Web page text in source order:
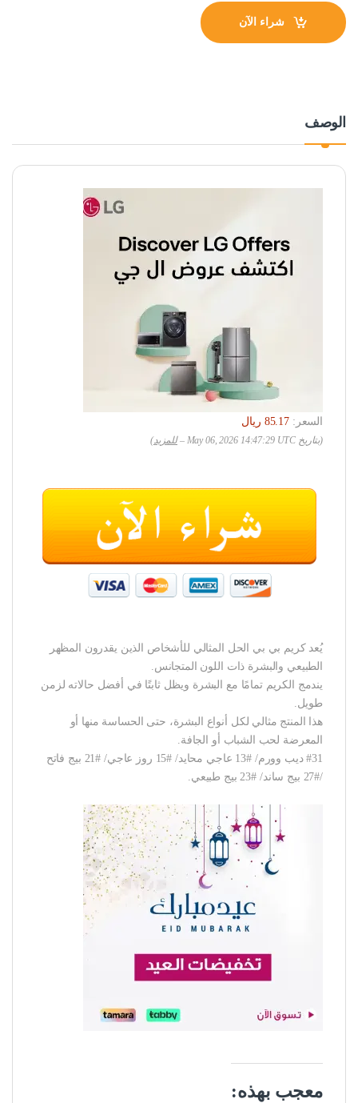
شراء الآن
الوصف
السعر:
‏85.17 ريال
(بتاريخ May 06, 2026 14:47:29 UTC – للمزيد)
يُعد كريم بي بي الحل المثالي للأشخاص الذين يقدرون المظهر
الطبيعي والبشرة ذات اللون المتجانس.
يندمج الكريم تمامًا مع البشرة ويظل ثابتًا في أفضل حالاته لزمن
طويل.
هذا المنتج مثالي لكل أنواع البشرة، حتى الحساسة منها أو
المعرضة لحب الشباب أو الجافة.
#31 ديب وورم/ #13 عاجي محايد/ #15 روز عاجي/ #21 بيج فاتح
/#27 بيج ساند/ #23 بيج طبيعي.
معجب بهذه: